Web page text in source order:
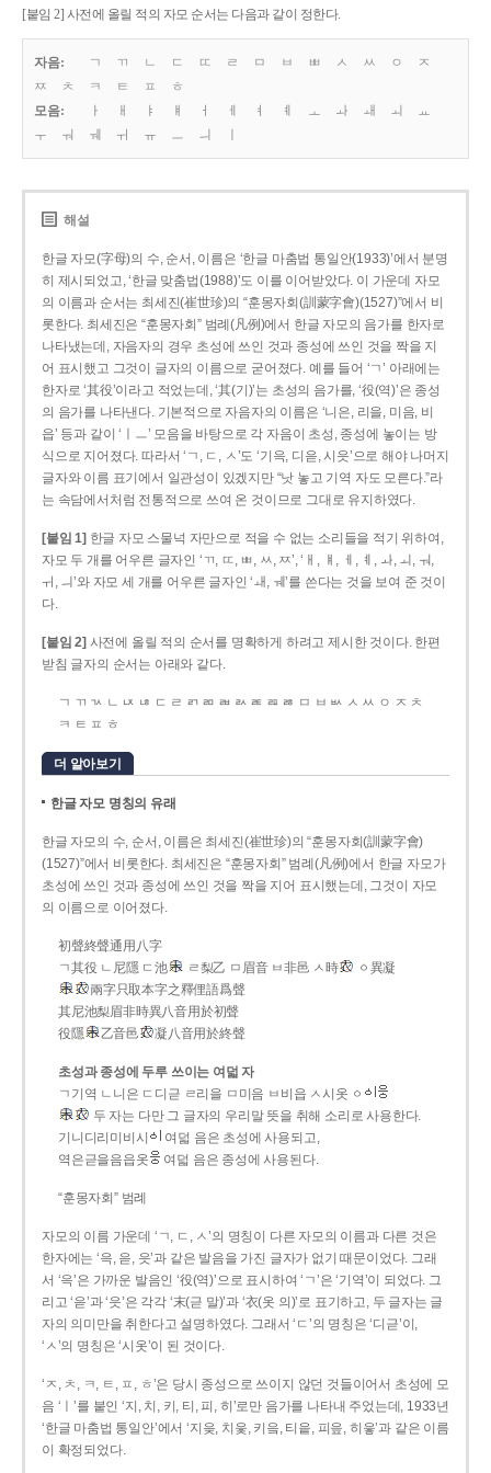
[붙임 2] 사전에 올릴 적의 자모 순서는 다음과 같이 정한다.
자음: ㄱ ㄲ ㄴ ㄷ ㄸ ㄹ ㅁ ㅂ ㅃ ㅅ ㅆ ㅇ
ㅈ
ㅉ
ㅊ ㅋ ㅌ ㅍ
ㅎ
모음:
ㅏ ㅐ ㅑ ㅒ ㅓ ㅔ ㅕ ㅖ ㅗ ㅘ ㅙ ㅚ
ㅛ
ㅜ
ㅝ ㅞ ㅟ ㅠ ㅡ ㅢ
해설
한글 자모(字母)의 수, 순서, 이름은 ‘한글 마춤법 통일안(1933)’에서 분명
히 제시되었고, ‘한글 맞춤법(1988)’도 이를 이어받았다. 이 가운데 자모
의 이름과 순서는 최세진(崔世珍)의 “훈몽자회(訓蒙字會)(1527)”에서 비
롯한다. 최세진은 “훈몽자회” 범례(凡例)에서 한글 자모의 음가를 한자로
나타냈는데, 자음자의 경우 초성에 쓰인 것과 종성에 쓰인 것을 짝을 지
어 표시했고 그것이 글자의 이름으로 굳어졌다. 예를 들어 ‘ㄱ’ 아래에는
한자로 ‘其役’이라고 적었는데, ‘其(기)’는 초성의 음가를, ‘役(역)’은 종성
의 음가를 나타낸다. 기본적으로 자음자의 이름은 ‘니은, 리을, 미음, 비
읍’ 등과 같이 ‘ㅣㅡ’ 모음을 바탕으로 각 자음이 초성, 종성에 놓이는 방
식으로 지어졌다. 따라서 ‘ㄱ, ㄷ, ㅅ’도 ‘기윽, 디읃, 시읏’으로 해야 나머지
글자와 이름 표기에서 일관성이 있겠지만 “낫 놓고 기역 자도 모른다.”라
는 속담에서처럼 전통적으로 쓰여 온 것이므로 그대로 유지하였다.
[붙임 1] 한글 자모 스물넉 자만으로 적을 수 없는 소리들을 적기 위하여,
자모 두 개를 어우른 글자인 ‘ㄲ, ㄸ, ㅃ, ㅆ, ㅉ’, ‘ㅐ, ㅒ, ㅔ, ㅖ, ㅘ, ㅚ, ㅝ,
ㅟ, ㅢ’와 자모 세 개를 어우른 글자인 ‘ㅙ, ㅞ’를 쓴다는 것을 보여 준 것이
다.
[붙임 2] 사전에 올릴 적의 순서를 명확하게 하려고 제시한 것이다. 한편
받침 글자의 순서는 아래와 같다.
ㄱ ㄲ ㄳ ㄴ ㄵ ㄶ ㄷ ㄹ ㄺ ㄻ ㄼ ㄽ ㄾ ㄿ ㅀ ㅁ ㅂ ㅄ ㅅ ㅆ ㅇ ㅈ ㅊ
ㅋ ㅌ ㅍ ㅎ
더 알아보기
한글 자모 명칭의 유래
한글 자모의 수, 순서, 이름은 최세진(崔世珍)의 “훈몽자회(訓蒙字會)
(1527)”에서 비롯한다. 최세진은 “훈몽자회” 범례(凡例)에서 한글 자모가
초성에 쓰인 것과 종성에 쓰인 것을 짝을 지어 표시했는데, 그것이 자모
의 이름으로 이어졌다.
初聲終聲通用八字
ㄱ其役 ㄴ尼隱 ㄷ池
ㄹ梨乙 ㅁ眉音 ㅂ非邑 ㅅ時
ㆁ異凝
兩字只取本字之釋俚語爲聲
其尼池梨眉非時異八音用於初聲
役隱
乙音邑 凝八音用於終聲
초성과 종성에 두루 쓰이는 여덟 자
ㄱ기역 ㄴ니은 ㄷ디귿 ㄹ리을 ㅁ미음 ㅂ비읍 ㅅ시옷 ㆁ
두 자는 다만 그 글자의 우리말 뜻을 취해 소리로 사용한다.
기니디리미비시
여덟 음은 초성에 사용되고,
역은귿을음읍옷
여덟 음은 종성에 사용된다.
“훈몽자회” 범례
자모의 이름 가운데 ‘ㄱ, ㄷ, ㅅ’의 명칭이 다른 자모의 이름과 다른 것은
한자에는 ‘윽, 읃, 읏’과 같은 발음을 가진 글자가 없기 때문이었다. 그래
서 ‘윽’은 가까운 발음인 ‘役(역)’으로 표시하여 ‘ㄱ’은 ‘기역’이 되었다. 그
리고 ‘읃’과 ‘읏’은 각각 ‘末(귿 말)’과 ‘衣(옷 의)’로 표기하고, 두 글자는 글
자의 의미만을 취한다고 설명하였다. 그래서 ‘ㄷ’의 명칭은 ‘디귿’이,
‘ㅅ’의 명칭은 ‘시옷’이 된 것이다.
‘ㅈ, ㅊ, ㅋ, ㅌ, ㅍ, ㅎ’은 당시 종성으로 쓰이지 않던 것들이어서 초성에 모
음 ‘ㅣ’를 붙인 ‘지, 치, 키, 티, 피, 히’로만 음가를 나타내 주었는데, 1933년
‘한글 마춤법 통일안’에서 ‘지읒, 치읓, 키읔, 티읕, 피읖, 히읗’과 같은 이름
이 확정되었다.